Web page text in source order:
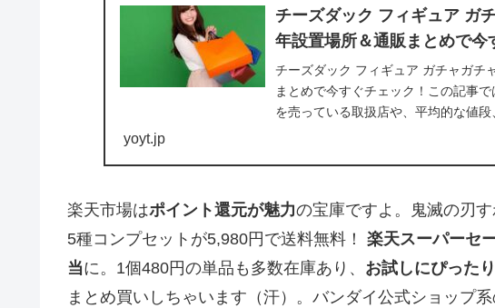
チーズダック フィギュア ガ
年設置場所＆通販まとめで今
チーズダック フィギュア ガチャガチ
まとめで今すぐチェック！この記事
を売っている取扱店や、平均的な値
yoyt.jp
楽天市場はポイント還元が魅力の宝庫ですよ。鬼滅の刃
5種コンプセットが5,980円で送料無料！ 楽天スーパーセ
当に。1個480円の単品も多数在庫あり、 お試しにぴったり
まとめ買いしちゃいます（汗）。バンダイ公式ショップ